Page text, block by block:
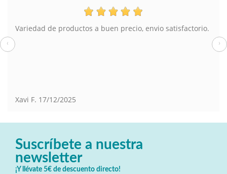
Variedad de productos a buen precio, envio satisfactorio.
Xavi F. 17/12/2025
‹ ›
Suscríbete a nuestra
newsletter
¡Y llévate 5€ de descuento directo!